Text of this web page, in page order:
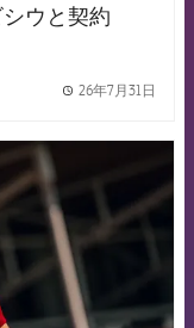
ウと契約
26年7月31日
badge